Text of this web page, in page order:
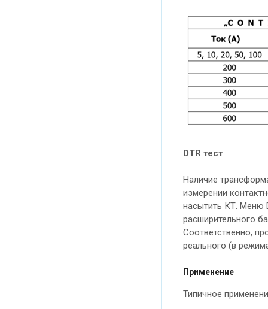
DTR тест
Наличие
измерении
насытить КТ. Меню
расширительного
Соответственно,
реального (в
Применение
Типичное